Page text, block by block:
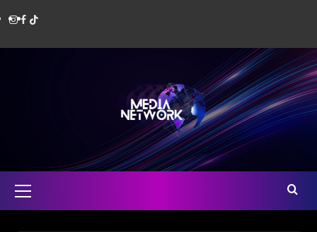
toInstagram
Facebook
Media
Menu